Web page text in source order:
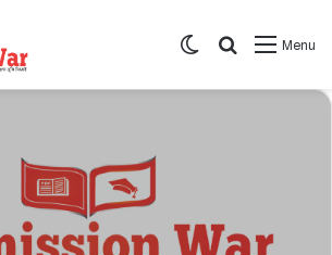
Menu
সার্চ করুন
Switch skin